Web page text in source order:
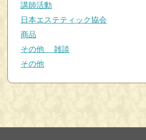
講師活動
日本エステティック協会
商品
その他 雑談
その他